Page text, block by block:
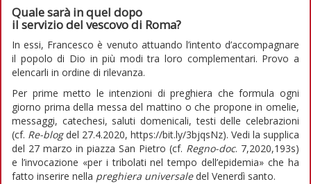
Quale sarà in quel dopo
il servizio del vescovo di Roma?
In essi, Francesco è venuto attuando l’intento d’accompagnare
il popolo di Dio in più modi tra loro complementari. Provo a
elencarli in ordine di rilevanza.
Per prime metto le intenzioni di preghiera che formula ogni
giorno prima della messa del mattino o che propone in omelie,
messaggi, catechesi, saluti domenicali, testi delle celebrazioni
(cf. Re-blogdel 27.4.2020, https://bit.ly/3bjqsNz). Vedi la supplica
del 27 marzo in piazza San Pietro (cf. Regno-doc. 7,2020,193s)
e l’invocazione «per i tribolati nel tempo dell’epidemia» che ha
fatto inserire nella preghiera universaledel Venerdì santo.